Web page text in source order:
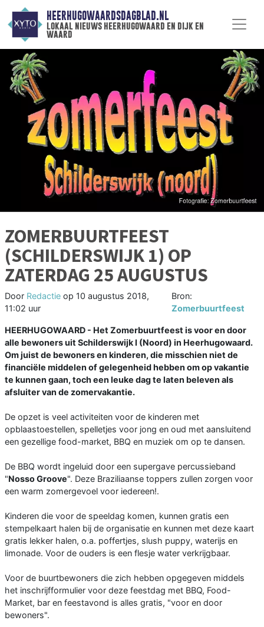
HEERHUGOWAARDSDAGBLAD.NL
lokaal nieuws heerhugowaard en dijk en
waard
ZOMERBUURTFEEST
(SCHILDERSWIJK 1) OP
ZATERDAG 25 AUGUSTUS
Door Redactie op 10 augustus 2018,
11:02 uur
Bron:
Zomerbuurtfeest
HEERHUGOWAARD - Het Zomerbuurtfeest is voor en door
alle bewoners uit Schilderswijk I (Noord) in Heerhugowaard.
Om juist de bewoners en kinderen, die misschien niet de
financiële middelen of gelegenheid hebben om op vakantie
te kunnen gaan, toch een leuke dag te laten beleven als
afsluiter van de zomervakantie.
De opzet is veel activiteiten voor de kinderen met
opblaastoestellen, spelletjes voor jong en oud met aansluitend
een gezellige food-market, BBQ en muziek om op te dansen.
De BBQ wordt ingeluid door een supergave percussieband
"Nosso Groove". Deze Braziliaanse toppers zullen zorgen voor
een warm zomergevoel voor iedereen!.
Kinderen die voor de speeldag komen, kunnen gratis een
stempelkaart halen bij de organisatie en kunnen met deze kaart
gratis lekker halen, o.a. poffertjes, slush puppy, waterijs en
limonade. Voor de ouders is een flesje water verkrijgbaar.
Voor de buurtbewoners die zich hebben opgegeven middels
het inschrijfformulier voor deze feestdag met BBQ, Food-
Market, bar en feestavond is alles gratis, "voor en door
bewoners".